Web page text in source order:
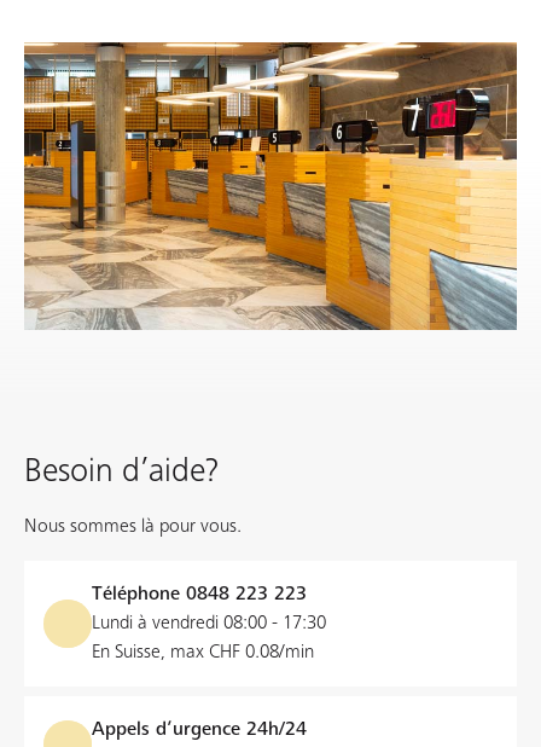
Besoin d’aide?
Nous sommes là pour vous.
Téléphone 0848 223 223
Lundi à vendredi 08:00 - 17:30
En Suisse, max CHF 0.08/min
Appels d’urgence 24h/24